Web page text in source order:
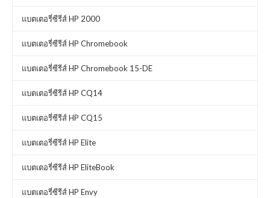
แบตเตอรี่ซีรีส์ HP 2000
แบตเตอรี่ซีรีส์ HP Chromebook
แบตเตอรี่ซีรีส์ HP Chromebook 15-DE
แบตเตอรี่ซีรีส์ HP CQ14
แบตเตอรี่ซีรีส์ HP CQ15
แบตเตอรี่ซีรีส์ HP Elite
แบตเตอรี่ซีรีส์ HP EliteBook
แบตเตอรี่ซีรีส์ HP Envy